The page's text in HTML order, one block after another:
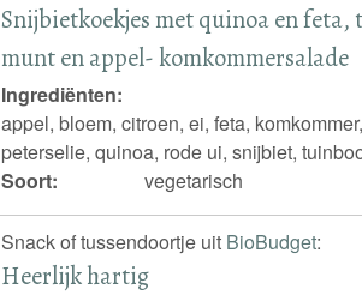
Snijbietkoekjes met quinoa en
munt en appel- komkommersalade
Ingrediënten:
appel, bloem, citroen, ei, feta,
peterselie, quinoa, rode ui, snijbiet,
Soort:
vegetarisch
Snack of tussendoortje uit BioBudget:
Heerlijk hartig